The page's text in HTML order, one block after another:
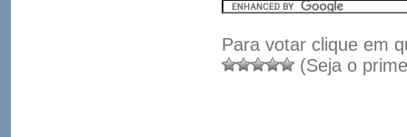
Para votar clique em
(Seja o